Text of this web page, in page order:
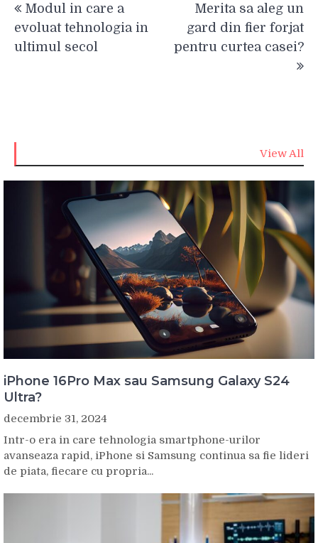
în
articole
Modul in care a
evoluat tehnologia in
ultimul secol
Merita sa aleg un
gard din fier forjat
pentru curtea casei?
View All
iPhone 16Pro Max sau Samsung Galaxy S24
Ultra?
decembrie 31, 2024
Intr-o era in care tehnologia smartphone-urilor
avanseaza rapid, iPhone si Samsung continua sa fie lideri
de piata, fiecare cu propria...